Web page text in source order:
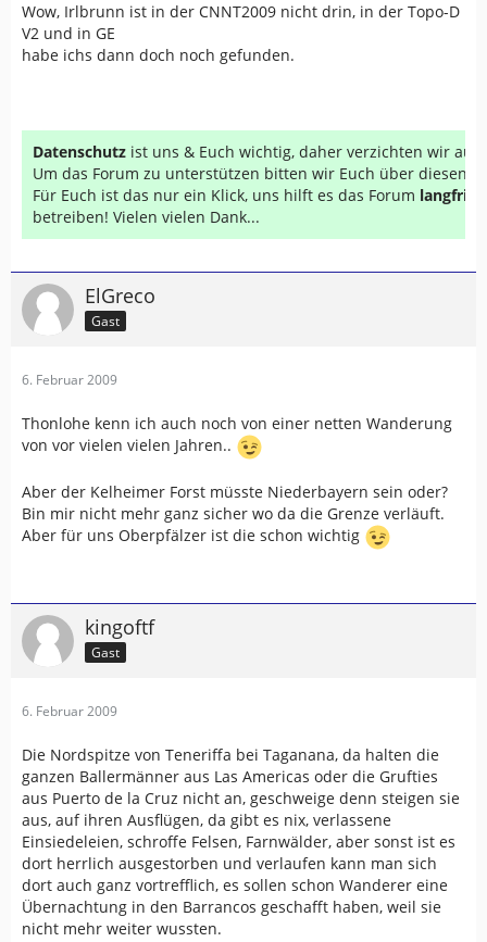
Wow, Irlbrunn ist in der CNNT2009 nicht drin, in der Topo-D
V2 und in GE
habe ichs dann doch noch gefunden.
Datenschutz ist uns & Euch wichtig, daher verzichten wir auf
Um das Forum zu unterstützen bitten wir Euch über diesen
Für Euch ist das nur ein Klick, uns hilft es das Forum
betreiben! Vielen vielen Dank...
ElGreco
Gast
6. Februar 2009
Thonlohe kenn ich auch noch von einer netten Wanderung
von vor vielen vielen Jahren..
Aber der Kelheimer Forst müsste Niederbayern sein oder?
Bin mir nicht mehr ganz sicher wo da die Grenze verläuft.
Aber für uns Oberpfälzer ist die schon wichtig
kingoftf
Gast
6. Februar 2009
Die Nordspitze von Teneriffa bei Taganana, da halten die
ganzen Ballermänner aus Las Americas oder die Grufties
aus Puerto de la Cruz nicht an, geschweige denn steigen sie
aus, auf ihren Ausflügen, da gibt es nix, verlassene
Einsiedeleien, schroffe Felsen, Farnwälder, aber sonst ist es
dort herrlich ausgestorben und verlaufen kann man sich
dort auch ganz vortrefflich, es sollen schon Wanderer eine
Übernachtung in den Barrancos geschafft haben, weil sie
nicht mehr weiter wussten.